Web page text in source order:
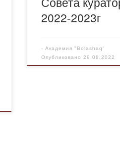
2022-2023г
-Академия "Bolashaq"
Опубликовано29.08.2022